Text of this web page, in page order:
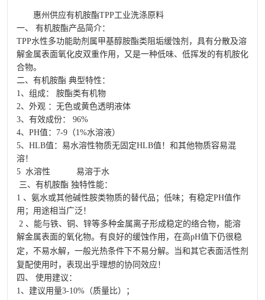
惠州供应有机胺酯TPP工业洗涤原料
一、 有机胺酯产品简介：
TPP水性多功能助剂属甲基醇胺酯类阻垢缓蚀剂，具有分散及溶
解金属表面氧化皮双重作用，又是一种低味、低挥发的有机胺化
合物。
二、有机胺酯 典型特性：
1、组成： 胺酯类有机物
2、外观 ：无色或黄色透明液体
3、有效成份： 96%
4、PH值：7-9（1%水溶液）
5、HLB值：易水溶性物质无固定HLB值！和其他物质容易混
溶！
5 水溶性 易溶于水
三、有机胺酯 独特性能：
1 、氨水或其他碱性胺类物质的替代品；低味；有稳定PH值作
用；用途相当广泛！
2 、能与铁、铜、锌等多种金属离子形成稳定的络合物，能溶
解金属表面的氧化物。有良好的缓蚀作用，在高pH值下仍很稳
定，不易水解，一般光热条件下不易分解。当和其它表面活性剂
复配使用时，表现出乎理想的协同效应！
四、 使用建议：
1、建议用量3-10%（质量比）；